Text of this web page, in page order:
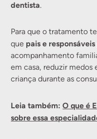
dentista.
Para que o tratamento
que pais e
acompanhamento
em casa, reduzir
criança durante as
Leia também:O que é
sobre essa